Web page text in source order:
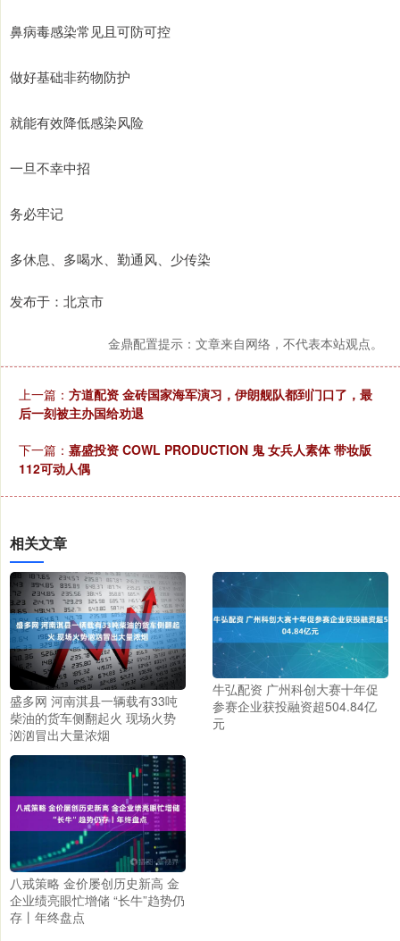
鼻病毒感染常见且可防可控
做好基础非药物防护
就能有效降低感染风险
一旦不幸中招
务必牢记
多休息、多喝水、勤通风、少传染
发布于：北京市
金鼎配置提示：文章来自网络，不代表本站观点。
上一篇： 方道配资 金砖国家海军演习，伊朗舰队都到门口了，最
后一刻被主办国给劝退
下一篇： 嘉盛投资 COWL PRODUCTION 鬼 女兵人素体 带妆版
112可动人偶
相关文章
盛多网 河南淇县一辆载有33吨
柴油的货车侧翻起火 现场火势
汹汹冒出大量浓烟
牛弘配资 广州科创大赛十年促
参赛企业获投融资超504.84亿
元
八戒策略 金价屡创历史新高 金
企业绩亮眼忙增储 “长牛”趋势仍
存丨年终盘点